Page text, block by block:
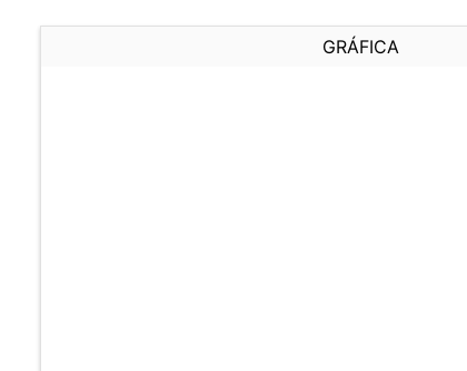
GRÁFICA